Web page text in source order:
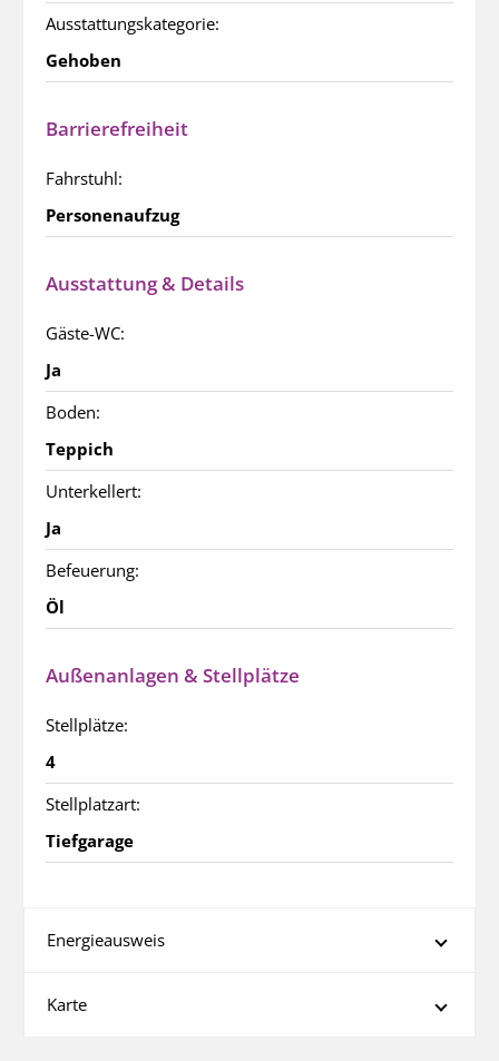
Ausstattungskategorie:
Gehoben
Barrierefreiheit
Fahrstuhl:
Personenaufzug
Ausstattung & Details
Gäste-WC:
Ja
Boden:
Teppich
Unterkellert:
Ja
Befeuerung:
Öl
Außenanlagen & Stellplätze
Stellplätze:
4
Stellplatzart:
Tiefgarage
Energieausweis
Karte